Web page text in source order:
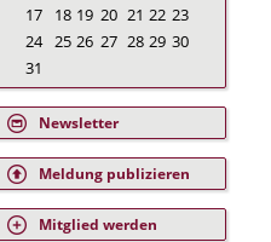
17
18 19 20 21 22 23
24 25 26 27 28 29 30
31
Newsletter
Meldung publizieren
Mitglied werden